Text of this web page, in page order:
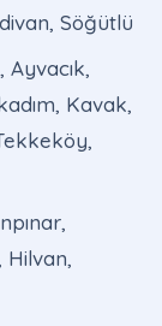
Söğütlü
Kavak,